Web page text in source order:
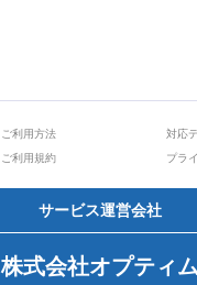
ご利用方法 対応
ご利用規約
プラ
サービス運営会社
株式会社オプティム